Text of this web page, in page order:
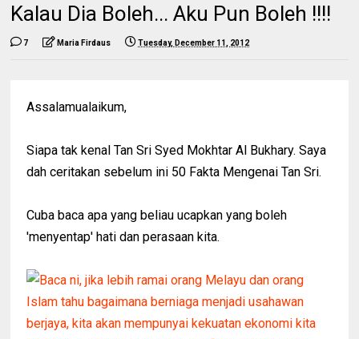
Kalau Dia Boleh... Aku Pun Boleh !!!!
7 Maria Firdaus Tuesday, December 11, 2012
Assalamualaikum,
Siapa tak kenal Tan Sri Syed Mokhtar Al Bukhary. Saya
dah ceritakan sebelum ini 50 Fakta Mengenai Tan Sri.
Cuba baca apa yang beliau ucapkan yang boleh
'menyentap' hati dan perasaan kita.